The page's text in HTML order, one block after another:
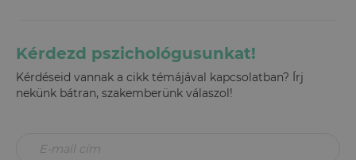
Kérdezd pszichológusunkat!
Kérdéseid vannak a cikk témájával kapcsolatban? Írj
nekünk bátran, szakemberünk válaszol!